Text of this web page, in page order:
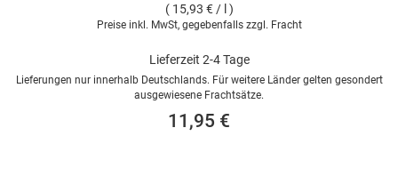
( 15,93 € / l )
Preise inkl. MwSt, gegebenfalls zzgl. Fracht
Lieferzeit 2-4 Tage
Lieferungen nur innerhalb Deutschlands. Für weitere Länder gelten gesondert
ausgewiesene Frachtsätze.
11,95 €